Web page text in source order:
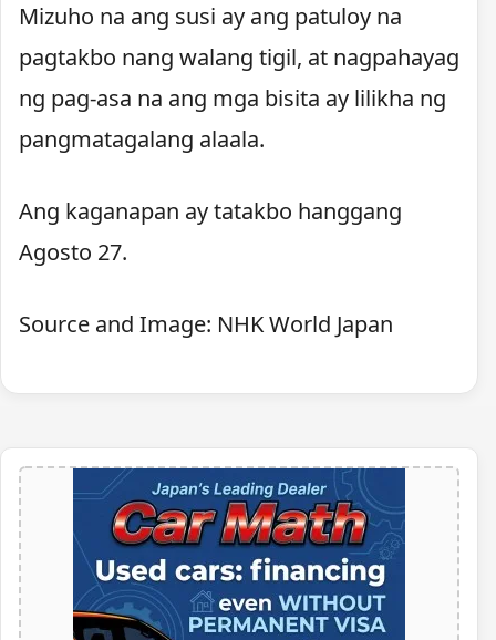
Mizuho na ang susi ay ang patuloy na
pagtakbo nang walang tigil, at nagpahayag
ng pag-asa na ang mga bisita ay lilikha ng
pangmatagalang alaala.
Ang kaganapan ay tatakbo hanggang
Agosto 27.
Source and Image: NHK World Japan